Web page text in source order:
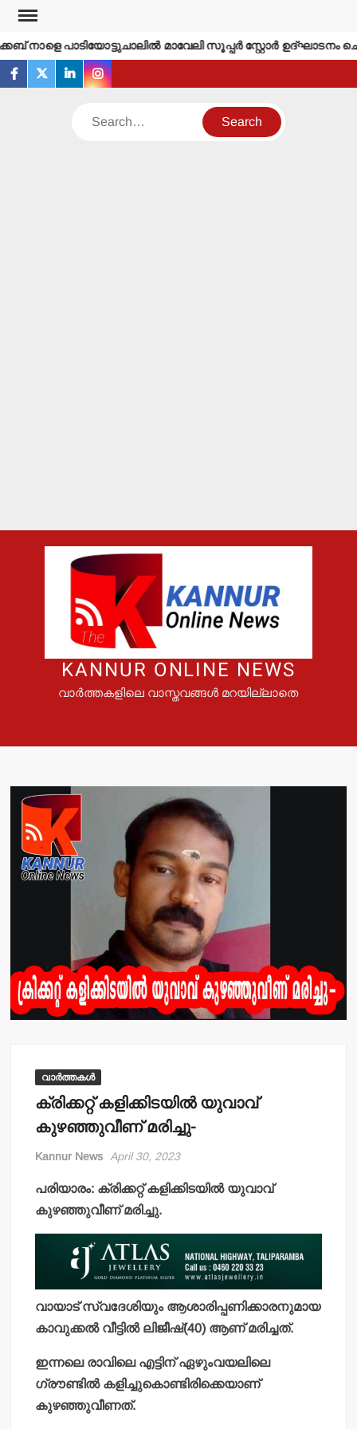
Skip
content
നാളെ പാടിയോട്ടുചാലില്‍ മാവേലി സൂപ്പര്‍ സ്റ്റോര്‍ ഉദ്ഘാടനം
facebook
twitterlinkedininstagram
Search
KANNUR ONLINE NEWS
വാർത്തകളിലെ വാസ്തവങ്ങൾ മറയില്ലാതെ
വാർത്തകൾ
ക്രിക്കറ്റ് കളിക്കിടയില്‍ യുവാവ്
കുഴഞ്ഞുവീണ് മരിച്ചു-
Kannur News April 30, 2023
പരിയാരം: ക്രിക്കറ്റ് കളിക്കിടയില്‍ യുവാവ്
കുഴഞ്ഞുവീണ് മരിച്ചു.
വായാട് സ്വദേശിയും ആശാരിപ്പണിക്കാരനുമായ
കാവുക്കല്‍ വീട്ടില്‍ ലിജീഷ്(40) ആണ് മരിച്ചത്.
ഇന്നലെ രാവിലെ എട്ടിന് ഏഴുംവയലിലെ
ഗ്രൗണ്ടില്‍ കളിച്ചുകൊണ്ടിരിക്കെയാണ്
കുഴഞ്ഞുവീണത്.